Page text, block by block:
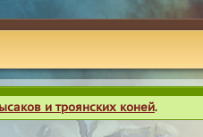
и троянских коней.